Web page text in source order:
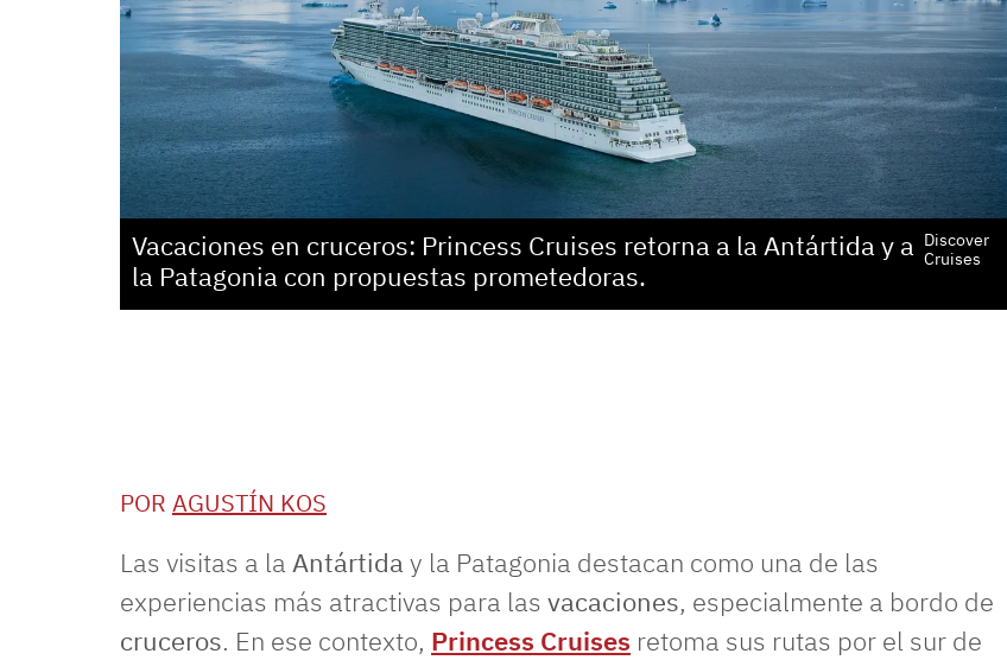
Vacaciones en cruceros: Princess Cruises retorna a la Antártida y a
la Patagonia con propuestas prometedoras.
Discover
Cruises
POR AGUSTÍN KOS
Las visitas a la Antártida y la Patagonia destacan como una de las
experiencias más atractivas para las vacaciones, especialmente a bordo de
cruceros. En ese contexto, Princess Cruises retoma sus rutas por el sur de